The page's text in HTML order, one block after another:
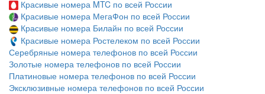
Красивые номера MTC по всей России
Красивые номера МегаФон по всей России
Красивые номера Билайн по всей России
Красивые номера Ростелеком по всей России
Серебряные номера телефонов по всей России
Золотые номера телефонов по всей России
Платиновые номера телефонов по всей России
Эксклюзивные номера телефонов по всей России